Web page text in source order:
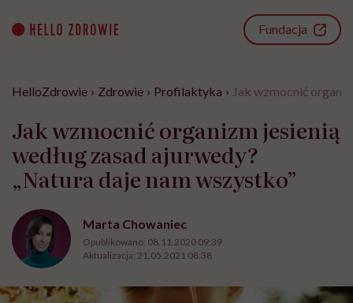
content
Fundacja
HelloZdrowie › Zdrowie › Profilaktyka › Jak wzmocnić
Jak wzmocnić organizm jesienią
według zasad ajurwedy?
„Natura daje nam wszystko”
Marta Chowaniec
Opublikowano: 08.11.2020 09:39
Aktualizacja: 21.05.2021 08:38